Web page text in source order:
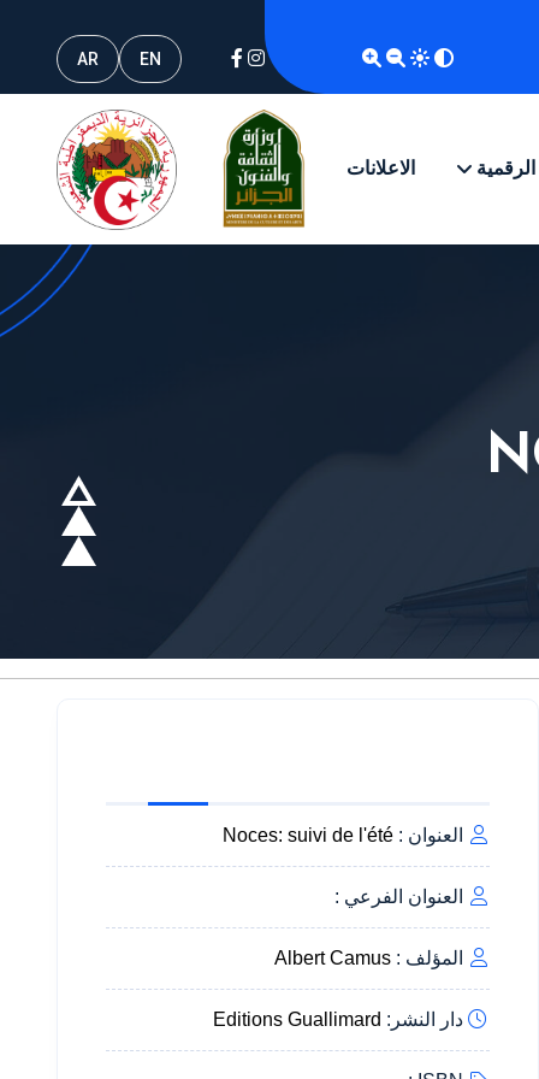
EN
AR
الرقمية الاعلانات
العنوان :Noces: suivi de l'été
العنوان الفرعي :
المؤلف :Albert Camus
دار النشر: Editions Guallimard